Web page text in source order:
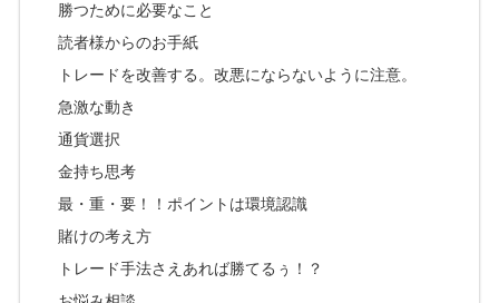
勝つために必要なこと
読者様からのお手紙
トレードを改善する。改悪にならないように注意。
急激な動き
通貨選択
金持ち思考
最・重・要！！ポイントは環境認識
賭けの考え方
トレード手法さえあれば勝てるぅ！？